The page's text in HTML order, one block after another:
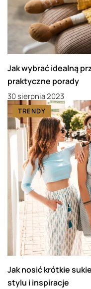
Jak wybrać idealną
praktyczne porady
30 sierpnia 2023
TRENDY
Jak nosić krótkie
stylu i inspiracje